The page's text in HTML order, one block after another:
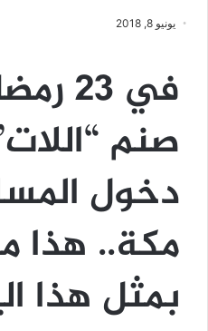
يونيو 8, 2018
في
صنم
دخول
مكة.. هذا
بمثل هذا